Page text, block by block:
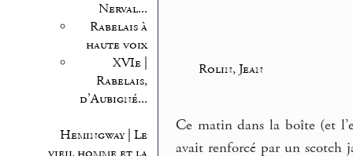
Nerval...
Rabelais à
haute voix
XVIe |
Rabelais,
d’Aubigné...
Hemingway | Le
Rolin, Jean
Ce matin dans la boîte (et
avait renforcé par un scotch